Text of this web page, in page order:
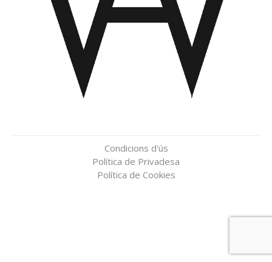
Condicions d'ús
Política de Privadesa
Política de Cookies